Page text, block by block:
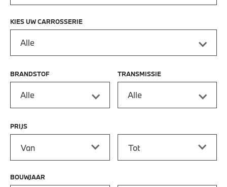
KIES UW CARROSSERIE
Alle
BRANDSTOF
Alle
TRANSMISSIE
Alle
PRIJS
BOUWJAAR